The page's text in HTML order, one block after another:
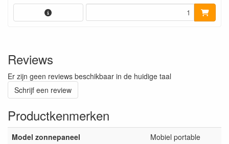
Reviews
Er zijn geen reviews beschikbaar in de huidige taal
Schrijf een review
Productkenmerken
Model zonnepaneel
Mobiel portable